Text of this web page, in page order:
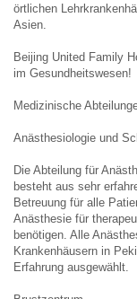
örtlichen
Asien.
Beijing United Family
im Gesundheitswesen!
Medizinische
Anästhesiologie und
Die Abteilung für
besteht aus sehr
Betreuung für alle
Anästhesie für
benötigen. Alle
Krankenhäusern in
Erfahrung ausgewählt.